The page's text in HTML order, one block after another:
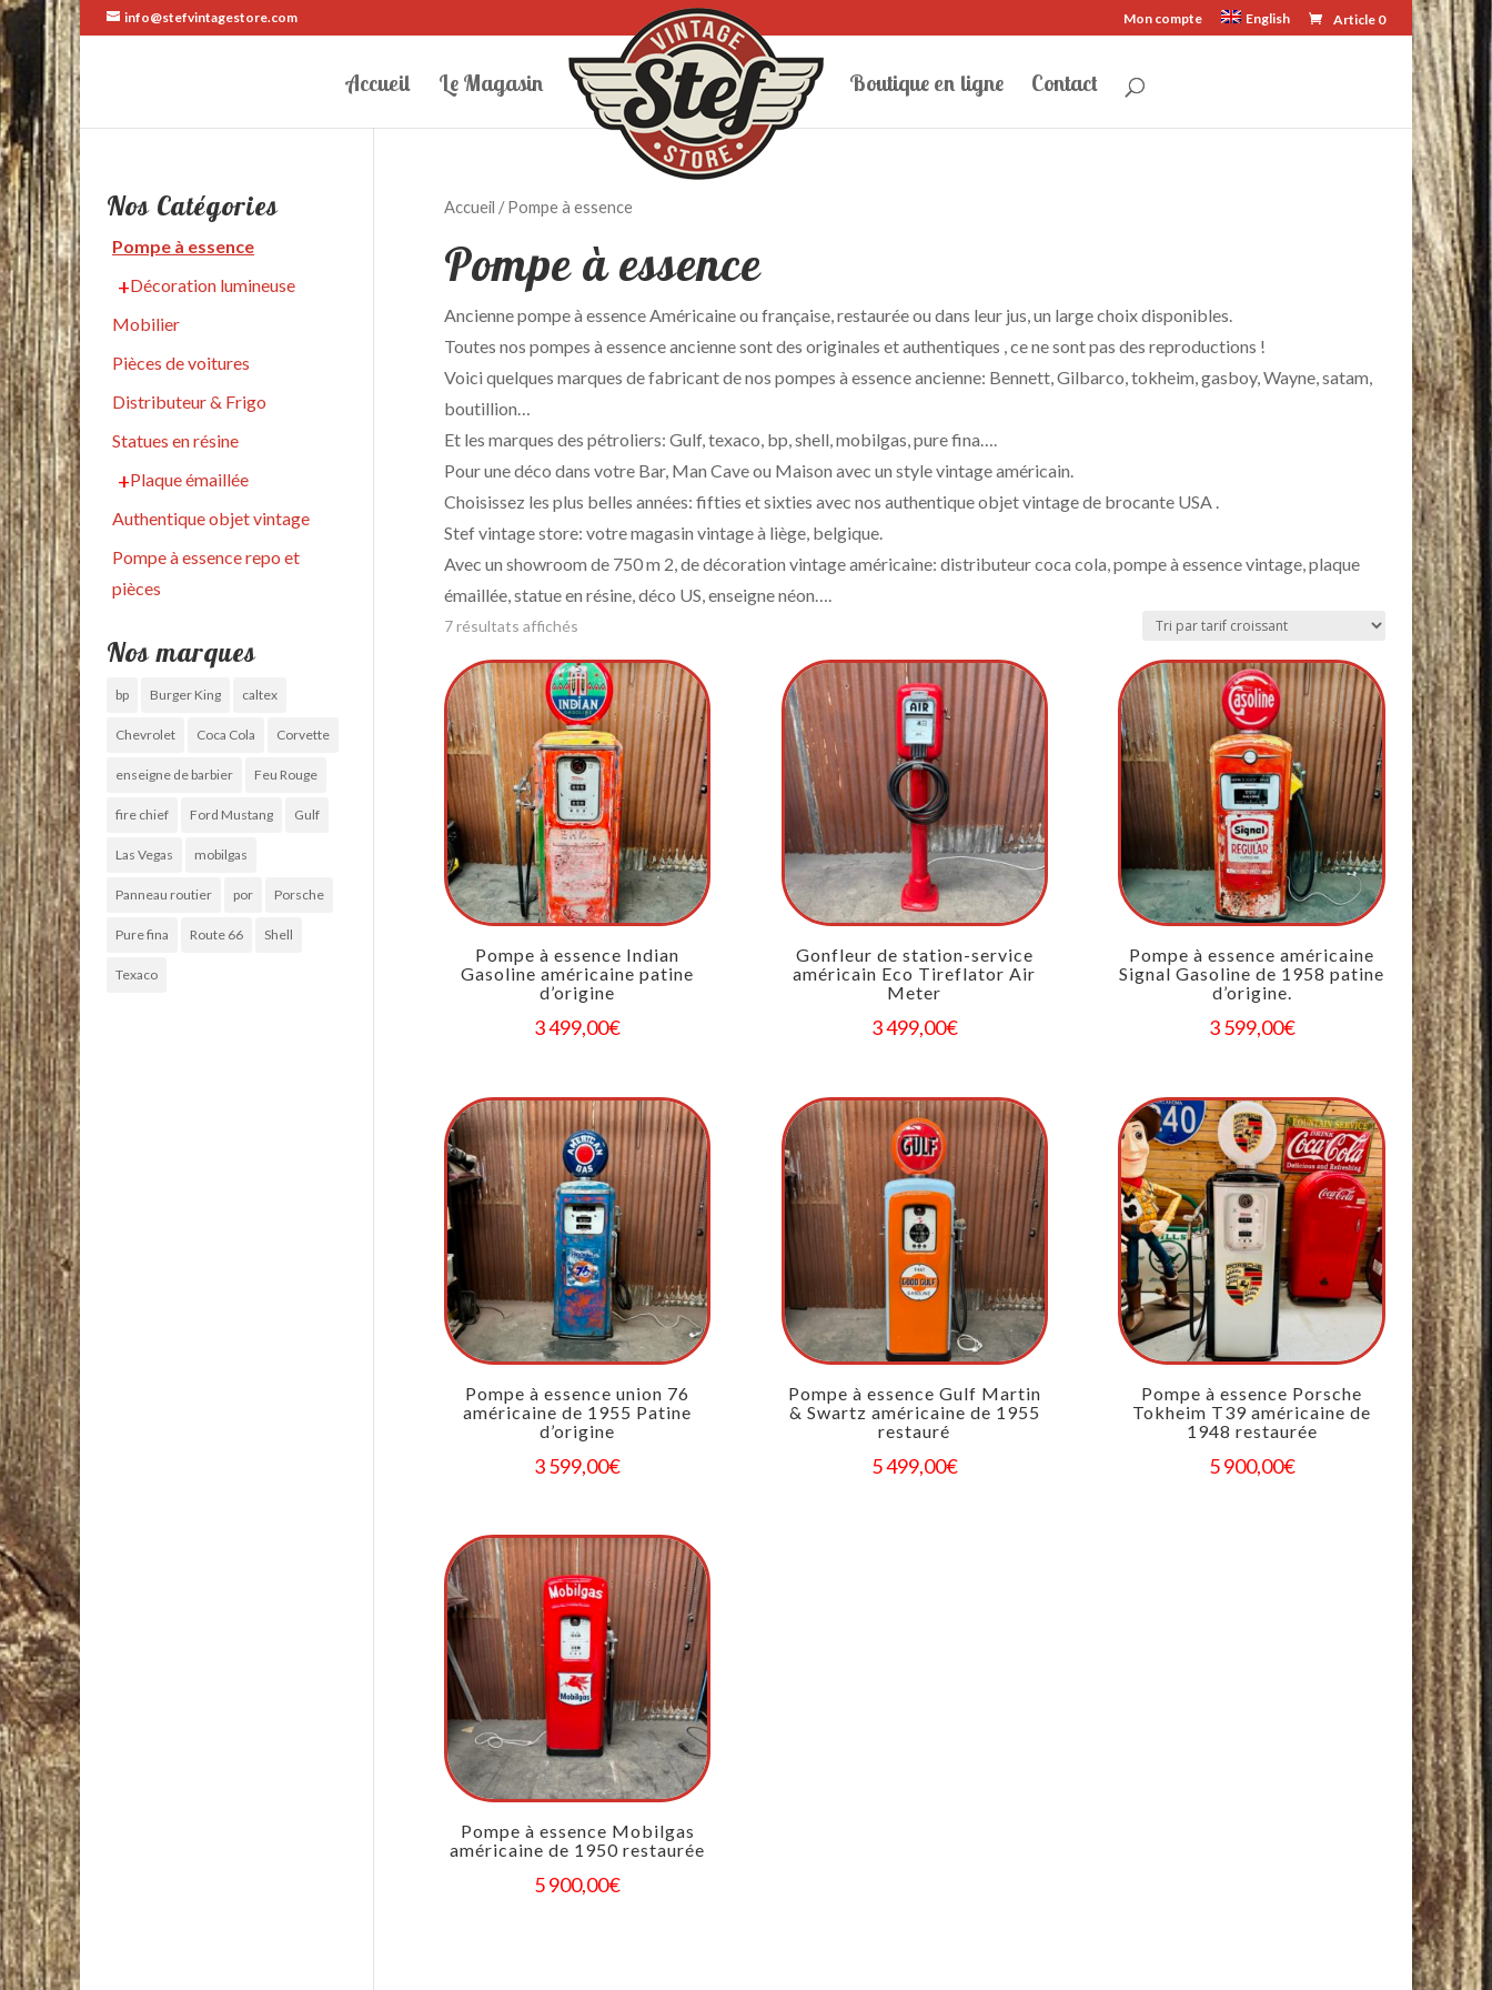
info@stefvintagestore.com Mon compte English Article 0
Accueil Le Magasin Boutique en ligne Contact
Accueil / Pompe à essence
Pompe à essence
Ancienne pompe à essence Américaine ou française, restaurée ou dans leur jus, un large choix disponibles.
Toutes nos pompes à essence ancienne sont des originales et authentiques , ce ne sont pas des reproductions !
Voici quelques marques de fabricant de nos pompes à essence ancienne: Bennett, Gilbarco, tokheim, gasboy, Wayne, satam,
boutillion…
Et les marques des pétroliers: Gulf, texaco, bp, shell, mobilgas, pure fina….
Pour une déco dans votre Bar, Man Cave ou Maison avec un style vintage américain.
Choisissez les plus belles années: fifties et sixties avec nos authentique objet vintage de brocante USA .
Stef vintage store: votre magasin vintage à liège, belgique.
Avec un showroom de 750 m 2, de décoration vintage américaine: distributeur coca cola, pompe à essence vintage, plaque
émaillée, statue en résine, déco US, enseigne néon….
7 résultats affichés
Pompe à essence Indian
Gasoline américaine patine
d’origine
3 499,00€
Gonfleur de station-service
américain Eco Tireflator Air
Meter
3 499,00€
Pompe à essence américaine
Signal Gasoline de 1958 patine
d’origine.
3 599,00€
Pompe à essence union 76
américaine de 1955 Patine
d’origine
3 599,00€
Pompe à essence Gulf Martin
& Swartz américaine de 1955
restauré
5 499,00€
Pompe à essence Porsche
Tokheim T39 américaine de
1948 restaurée
5 900,00€
Pompe à essence Mobilgas
américaine de 1950 restaurée
5 900,00€
Nos Catégories
Pompe à essence
Décoration lumineuse
Mobilier
Pièces de voitures
Distributeur & Frigo
Statues en résine
Plaque émaillée
Authentique objet vintage
Pompe à essence repo et
pièces
Nos marques
bp Burger King caltex
Chevrolet Coca Cola Corvette
enseigne de barbier Feu Rouge
fire chief Ford Mustang Gulf
Las Vegas mobilgas
Panneau routier por Porsche
Pure fina Route 66 Shell
Texaco